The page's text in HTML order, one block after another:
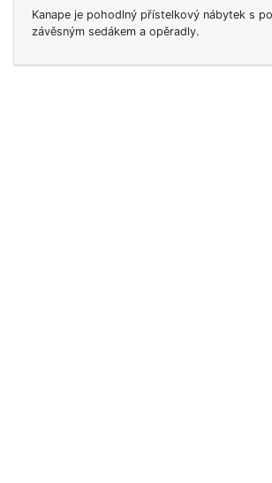
Kanape je pohodlný přístelkový nábytek s
závěsným sedákem a opěradly.